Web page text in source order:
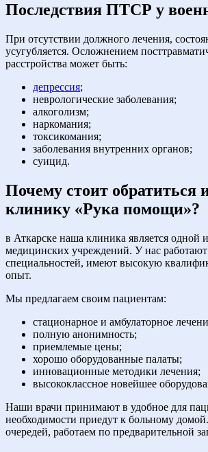
Последствия ПТСР у
При отсутствии должного лечения,
усугубляется. Осложнением
расстройства может быть:
депрессия;
неврологические заболевания;
алкоголизм;
наркомания;
токсикомания;
заболевания внутренних органов;
суицид.
Почему стоит обратиться
клинику «Рука помощи»?
в Аткарске наша клиника является одной
медицинских учреждений. У нас работают
специальностей, имеют высокую
опыт.
Мы предлагаем своим пациентам:
стационарное и амбулаторное
полную анонимность;
приемлемые цены;
хорошо оборудованные палаты;
инновационные методики лечения;
высококлассное новейшее
Наши врачи принимают в удобное для
необходимости приедут к больному
очередей, работаем по предварительной